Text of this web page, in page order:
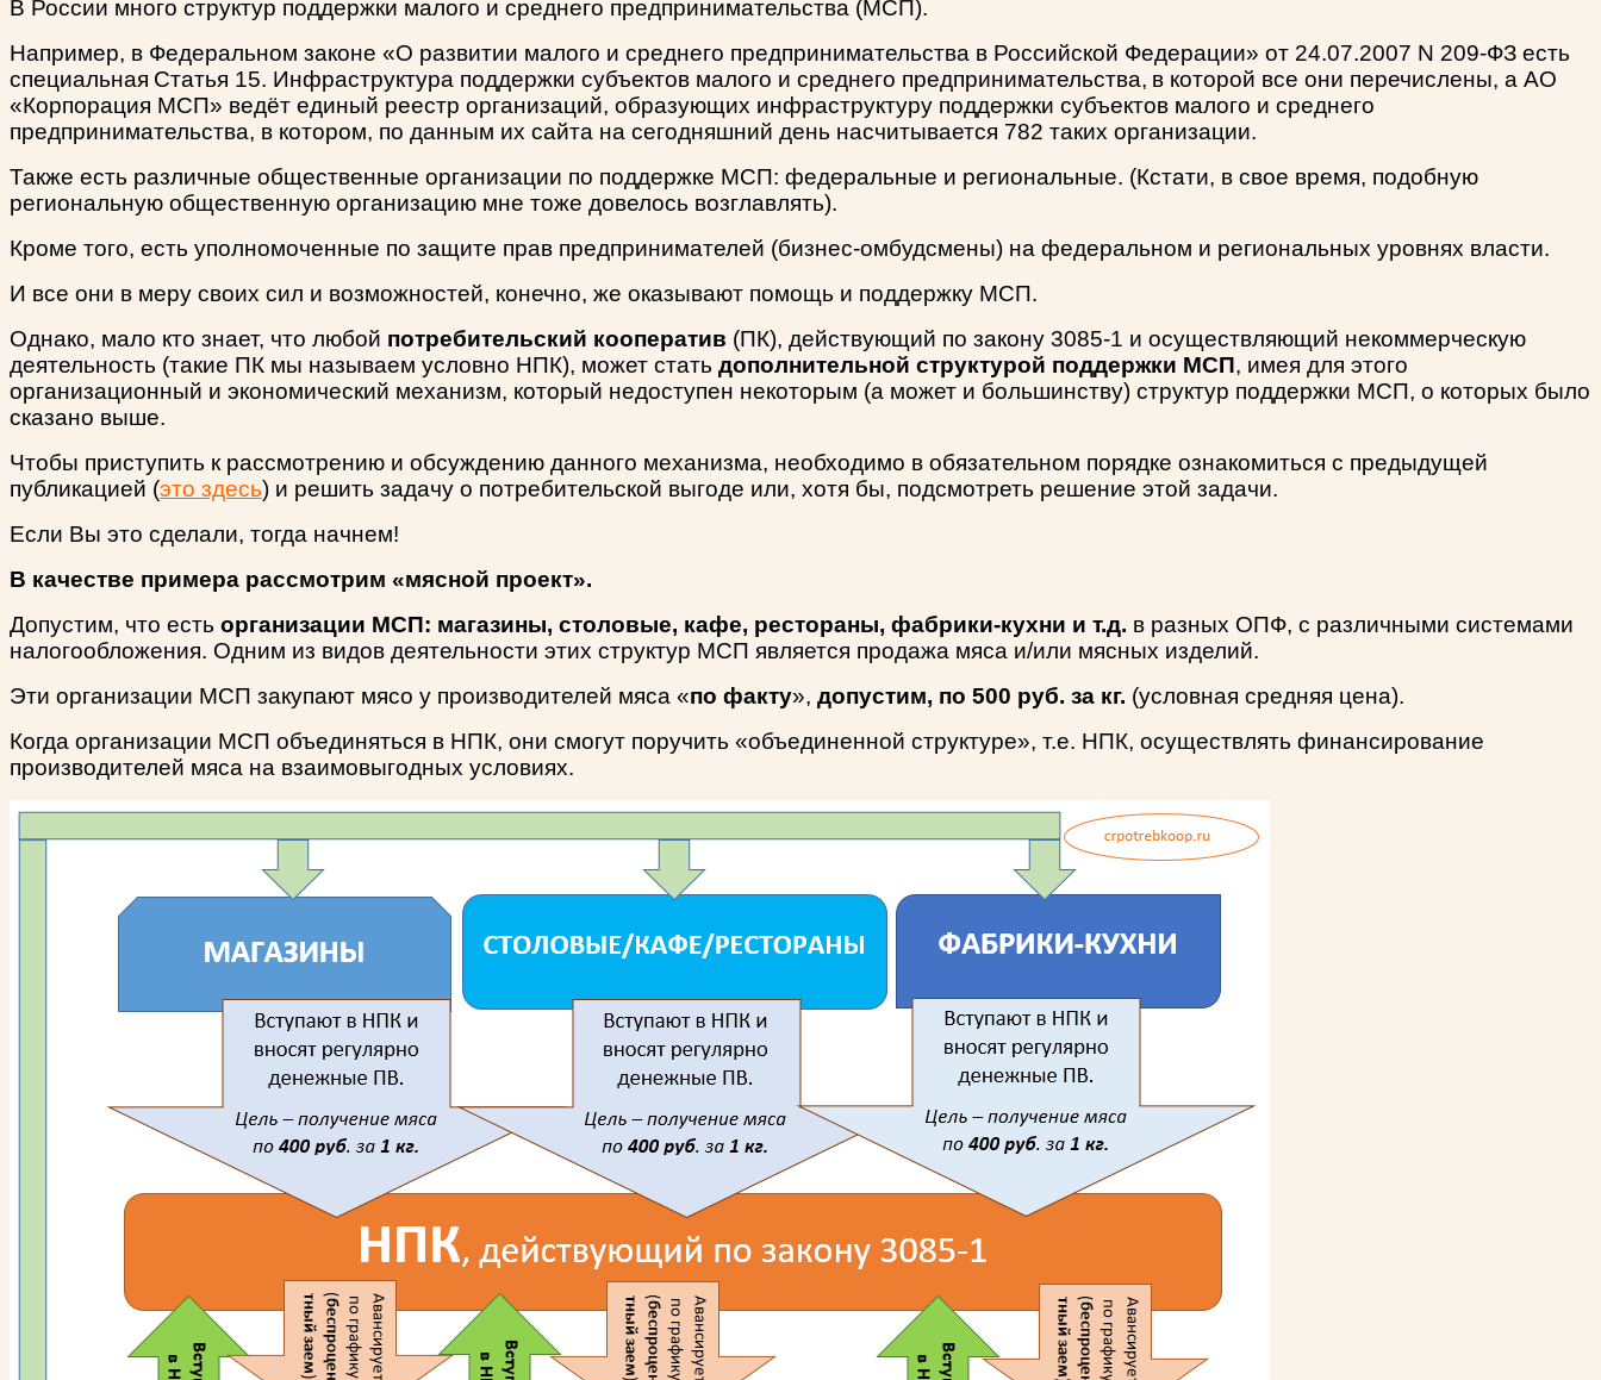
В России много структур поддержки малого и среднего предпринимательства (МСП).
Например, в Федеральном законе «О развитии малого и среднего предпринимательства в Российской Федерации» от 24.07.2007 N 209-ФЗ есть
специальная Статья 15. Инфраструктура поддержки субъектов малого и среднего предпринимательства, в которой все они перечислены, а АО
«Корпорация МСП» ведёт единый реестр организаций, образующих инфраструктуру поддержки субъектов малого и среднего
предпринимательства, в котором, по данным их сайта на сегодняшний день насчитывается 782 таких организации.
Также есть различные общественные организации по поддержке МСП: федеральные и региональные. (Кстати, в свое время, подобную
региональную общественную организацию мне тоже довелось возглавлять).
Кроме того, есть уполномоченные по защите прав предпринимателей (бизнес-омбудсмены) на федеральном и региональных уровнях власти.
И все они в меру своих сил и возможностей, конечно, же оказывают помощь и поддержку МСП.
Однако, мало кто знает, что любой потребительский кооператив (ПК), действующий по закону 3085-1 и осуществляющий некоммерческую
деятельность (такие ПК мы называем условно НПК), может стать дополнительной структурой поддержки МСП, имея для этого
организационный и экономический механизм, который недоступен некоторым (а может и большинству) структур поддержки МСП, о которых было
сказано выше.
Чтобы приступить к рассмотрению и обсуждению данного механизма, необходимо в обязательном порядке ознакомиться с предыдущей
публикацией (это здесь) и решить задачу о потребительской выгоде или, хотя бы, подсмотреть решение этой задачи.
Если Вы это сделали, тогда начнем!
В качестве примера рассмотрим «мясной проект».
Допустим, что есть организации МСП: магазины, столовые, кафе, рестораны, фабрики-кухни и т.д. в разных ОПФ, с различными системами
налогообложения. Одним из видов деятельности этих структур МСП является продажа мяса и/или мясных изделий.
Эти организации МСП закупают мясо у производителей мяса «по факту», допустим, по 500 руб. за кг. (условная средняя цена).
Когда организации МСП объединяться в НПК, они смогут поручить «объединенной структуре», т.е. НПК, осуществлять финансирование
производителей мяса на взаимовыгодных условиях.